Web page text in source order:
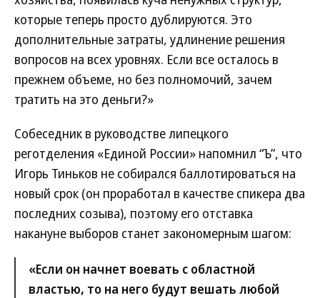
которые теперь просто дублируются. Это
дополнительные затраты, удлинение решения
вопросов на всех уровнях. Если все осталось в
прежнем объеме, но без полномочий, зачем
тратить на это деньги?»
Собеседник в руководстве липецкого
реготделения «Единой России» напомнил “Ъ”, что
Игорь Тиньков не собирался баллотироваться на
новый срок (он проработал в качестве спикера два
последних созыва), поэтому его отставка
накануне выборов станет закономерным шагом:
«Если он начнет воевать с областной
властью, то на него будут вешать любой